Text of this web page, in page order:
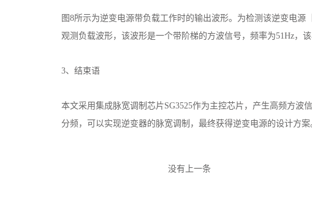
图8所示为逆变电源带负载工作时的输出波形。为检测该逆变电
观测负载波形，该波形是一个带阶梯的方波信号，频率为51Hz，
3、结束语
本文采用集成脉宽调制芯片SG3525作为主控芯片，产生高频方波
分频，可以实现逆变器的脉宽调制，最终获得逆变电源的设计方案
没有上一条